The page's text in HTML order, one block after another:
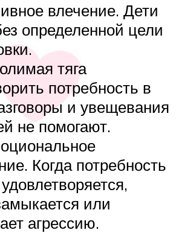
влечение. Дети
определенной цели
тяга
потребность в
и увещевания
не помогают.
Когда потребность
или
агрессию.